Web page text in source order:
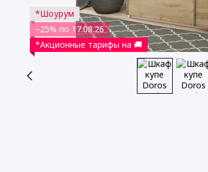
*Шоурум
−25% по 17.08.26
*Акционные тарифы на 🚚